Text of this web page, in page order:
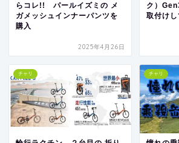
らコレ!! パールイズミの メ
ガメッシュインナーパンツを
購入
2025年4月26日
ク）
取付け
チャリ チャリ